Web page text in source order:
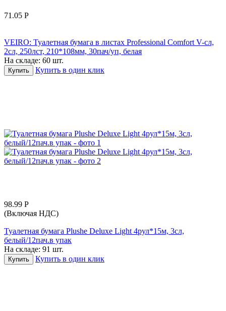
71.05 Р
VEIRO: Туалетная бумага в листах Professional Comfort V-сл,
2сл, 250лст, 210*108мм, 30пач/уп, белая
На складе: 60 шт.
Купить Купить в один клик
98.99 Р
(Включая НДС)
Туалетная бумага Plushe Deluxe Light 4рул*15м, 3сл,
белый/12пач.в упак
На складе: 91 шт.
Купить Купить в один клик